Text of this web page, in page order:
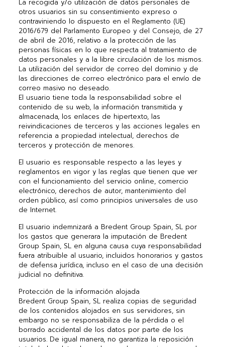
La recogida y/o utilización de datos personales de
otros usuarios sin su consentimiento expreso o
contraviniendo lo dispuesto en el Reglamento (UE)
2016/679 del Parlamento Europeo y del Consejo, de 27
de abril de 2016, relativo a la protección de las
personas físicas en lo que respecta al tratamiento de
datos personales y a la libre circulación de los mismos.
La utilización del servidor de correo del dominio y de
las direcciones de correo electrónico para el envío de
correo masivo no deseado.
El usuario tiene toda la responsabilidad sobre el
contenido de su web, la información transmitida y
almacenada, los enlaces de hipertexto, las
reivindicaciones de terceros y las acciones legales en
referencia a propiedad intelectual, derechos de
terceros y protección de menores.
El usuario es responsable respecto a las leyes y
reglamentos en vigor y las reglas que tienen que ver
con el funcionamiento del servicio online, comercio
electrónico, derechos de autor, mantenimiento del
orden público, así como principios universales de uso
de Internet.
El usuario indemnizará a Bredent Group Spain, SL por
los gastos que generara la imputación de Bredent
Group Spain, SL en alguna causa cuya responsabilidad
fuera atribuible al usuario, incluidos honorarios y gastos
de defensa jurídica, incluso en el caso de una decisión
judicial no definitiva.
Protección de la información alojada
Bredent Group Spain, SL realiza copias de seguridad
de los contenidos alojados en sus servidores, sin
embargo no se responsabiliza de la pérdida o el
borrado accidental de los datos por parte de los
usuarios. De igual manera, no garantiza la reposición